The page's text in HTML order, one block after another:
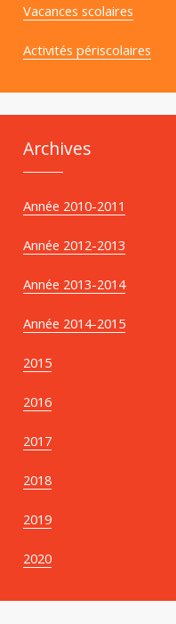
Vacances scolaires
Activités périscolaires
Archives
Année 2010-2011
Année 2012-2013
Année 2013-2014
Année 2014-2015
2015
2016
2017
2018
2019
2020